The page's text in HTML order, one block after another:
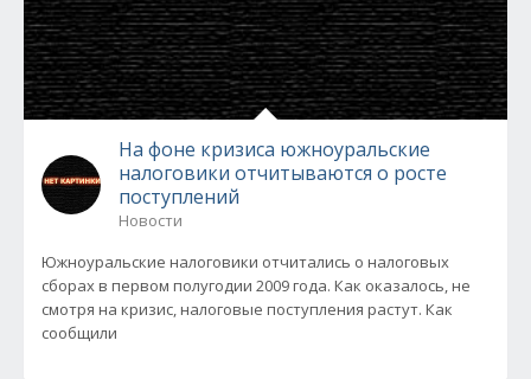
На фоне кризиса южноуральские
налоговики отчитываются о росте
поступлений
Новости
Южноуральские налоговики отчитались о налоговых
сборах в первом полугодии 2009 года. Как оказалось, не
смотря на кризис, налоговые поступления растут. Как
сообщили